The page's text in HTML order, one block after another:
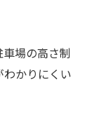
場の高さ制
かりにくい